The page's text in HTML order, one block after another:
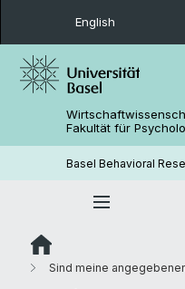
English
Fakultät für
Basel Behavioral
Sind meine